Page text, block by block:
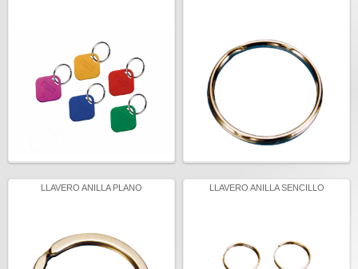
LLAVERO ANILLA PLANO LLAVERO ANILLA SENCILLO